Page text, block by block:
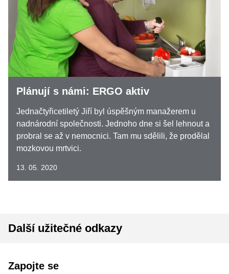
Plánují s námi: ERGO aktiv
Jednačtyřicetiletý Jiří byl úspěšným manažerem u
nadnárodní společnosti. Jednoho dne si šel lehnout a
probral se až v nemocnici. Tam mu sdělili, že prodělal
mozkovou mrtvici.
13. 05. 2020
Další užitečné odkazy
Zapojte se